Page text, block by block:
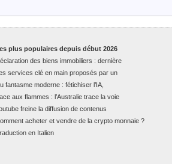
plus populaires depuis début 2026
des biens immobiliers : dernière
services clé en main proposés par un
fantasme moderne : fétichiser l’IA,
aux flammes : l’Australie trace la voie
freine la diffusion de contenus
acheter et vendre de la crypto monnaie ?
en Italien